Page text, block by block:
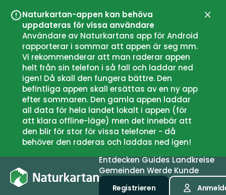
Naturkartan-appen kan behöva
uppdateras för vissa användare
Användare av Naturkartans app för Android
rapporterar i sommar att appen är seg mm.
Vi rekommenderar att man raderar appen
helt från sin telefon i så fall och laddar ned
igen! Då skall den fungera bättre. Den
befintliga appen skall ersättas av en ny app
efter sommaren. Den gamla appen laddar
all data för hela landet lokalt i appen (för
att klara offline-läge) men det innebär att
den blir för stor för vissa telefoner - då
behöver den raderas och laddas ned igen!
EntdeckenGuidesLandkreise
Gemeinden Werde Kunde
Registrieren